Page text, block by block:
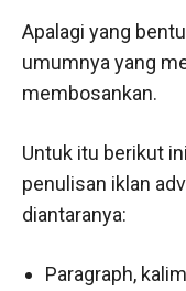
Apalagi yang
umumnya yang
membosankan.
Untuk itu berikut
penulisan iklan
diantaranya:
Paragraph,